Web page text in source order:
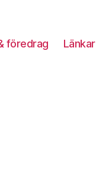
föredrag Länkar